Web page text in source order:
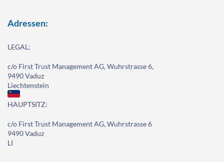
Adressen:
LEGAL:
c/o First Trust Management AG, Wuhrstrasse 6,
9490 Vaduz
Liechtenstein
HAUPTSITZ:
c/o First Trust Management AG, Wuhrstrasse 6
9490 Vaduz
LI